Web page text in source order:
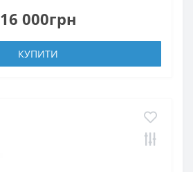
16 000грн
КУПИТИ